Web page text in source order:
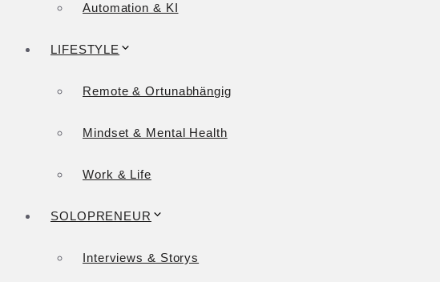
Automation & KI
LIFESTYLE
Remote & Ortunabhängig
Mindset & Mental Health
Work & Life
SOLOPRENEUR
Interviews & Storys